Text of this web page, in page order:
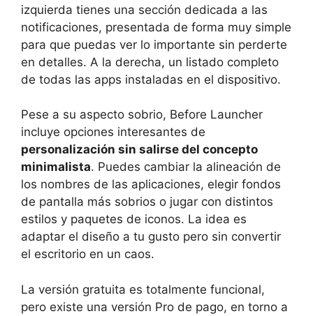
izquierda tienes una sección dedicada a las
notificaciones, presentada de forma muy simple
para que puedas ver lo importante sin perderte
en detalles. A la derecha, un listado completo
de todas las apps instaladas en el dispositivo.
Pese a su aspecto sobrio, Before Launcher
incluye opciones interesantes de
personalización sin salirse del concepto
minimalista. Puedes cambiar la alineación de
los nombres de las aplicaciones, elegir fondos
de pantalla más sobrios o jugar con distintos
estilos y paquetes de iconos. La idea es
adaptar el diseño a tu gusto pero sin convertir
el escritorio en un caos.
La versión gratuita es totalmente funcional,
pero existe una versión Pro de pago, en torno a